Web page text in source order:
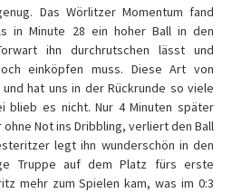
Das Wörlitzer Momentum fand
in Minute 28 ein hoher Ball in den
ihn durchrutschen lässt und
einköpfen muss. Diese Art von
hat uns in der Rückrunde so viele
blieb es nicht. Nur 4 Minuten später
Not ins Dribbling, verliert den Ball
legt ihn wunderschön in den
Truppe auf dem Platz fürs erste
mehr zum Spielen kam, was im 0:3